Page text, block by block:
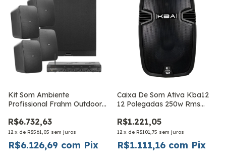
Kit Som Ambiente
Profissional Frahm Outdoor
R$6.732,63
12 x de R$561,05 sem juros
R$6.126,69 com Pix
Caixa De Som Ativa Kba12
12 Polegadas 250w Rms
R$1.221,05
12 x de R$101,75 sem juros
R$1.111,16 com Pix